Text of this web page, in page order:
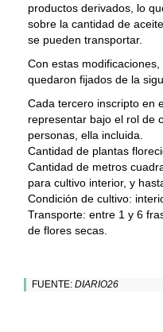
productos derivados, lo
sobre la cantidad de
se pueden transportar.
Con estas
quedaron fijados de la
Cada tercero inscripto en
representar bajo el rol de
personas, ella incluida.
Cantidad de plantas
Cantidad de metros
para cultivo interior, y
Condición de cultivo:
Transporte: entre 1 y 6
de flores secas.
FUENTE: DIARIO26